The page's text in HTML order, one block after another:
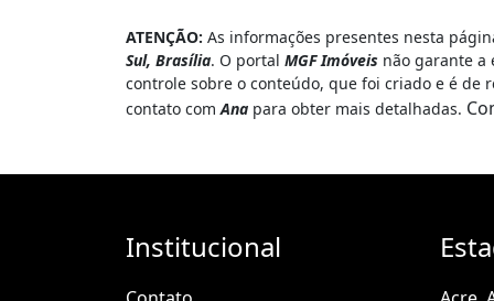
ATENÇÃO: As informações presentes nesta
Sul, Brasília. O portal MGF Imóveis não garante a
controle sobre o conteúdo, que foi criado e é de
contato com Ana para obter mais detalhadas.
Institucional